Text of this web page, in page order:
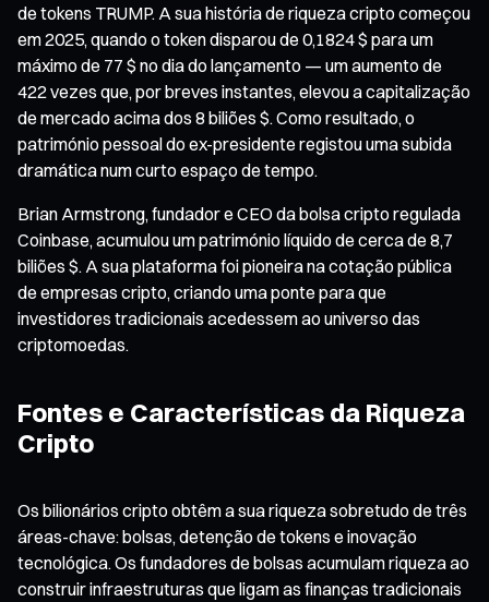
de tokens TRUMP. A sua história de riqueza cripto começou
em 2025, quando o token disparou de 0,1824 $ para um
máximo de 77 $ no dia do lançamento — um aumento de
422 vezes que, por breves instantes, elevou a capitalização
de mercado acima dos 8 biliões $. Como resultado, o
património pessoal do ex-presidente registou uma subida
dramática num curto espaço de tempo.
Brian Armstrong, fundador e CEO da bolsa cripto regulada
Coinbase, acumulou um património líquido de cerca de 8,7
biliões $. A sua plataforma foi pioneira na cotação pública
de empresas cripto, criando uma ponte para que
investidores tradicionais acedessem ao universo das
criptomoedas.
Fontes e Características da Riqueza
Cripto
Os bilionários cripto obtêm a sua riqueza sobretudo de três
áreas-chave: bolsas, detenção de tokens e inovação
tecnológica. Os fundadores de bolsas acumulam riqueza ao
construir infraestruturas que ligam as finanças tradicionais